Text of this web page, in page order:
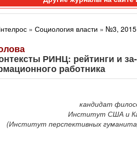
» Социология власти » №3, 2015
РИНЦ: рейтинги и
работника
кандидат
Институт США и
(Институт перспективных